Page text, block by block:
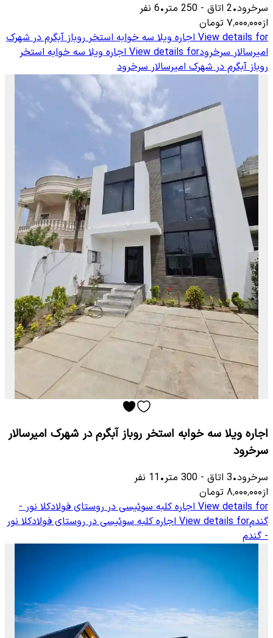
سرخرود•
2 اتاق -
250 متر•
6 نفر
از۷٬۰۰۰٬۰۰۰ تومان
View details for اجاره ویلا سه خوابه استخر روباز آبگرم در شهرک
امیرسالار سرخرودView details for اجاره ویلا سه خوابه استخر
روباز آبگرم در شهرک امیرسالار سرخرود
اجاره ویلا سه خوابه استخر روباز آبگرم در شهرک امیرسالار
سرخرود
سرخرود•
3 اتاق -
300 متر•
11 نفر
از۸٬۰۰۰٬۰۰۰ تومان
View details for اجاره کلبه سوئیسی در روستای فولادکلا نور -
گندمView details for اجاره کلبه سوئیسی در روستای فولادکلا نور
- گندم